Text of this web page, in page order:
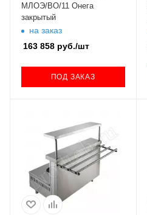
МЛОЭ/ВО/11 Онега
закрытый
на заказ
163 858 руб./шт
ПОД ЗАКАЗ